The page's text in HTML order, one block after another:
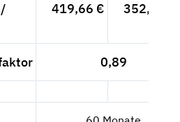
419,66 € 352,65 €
0,89